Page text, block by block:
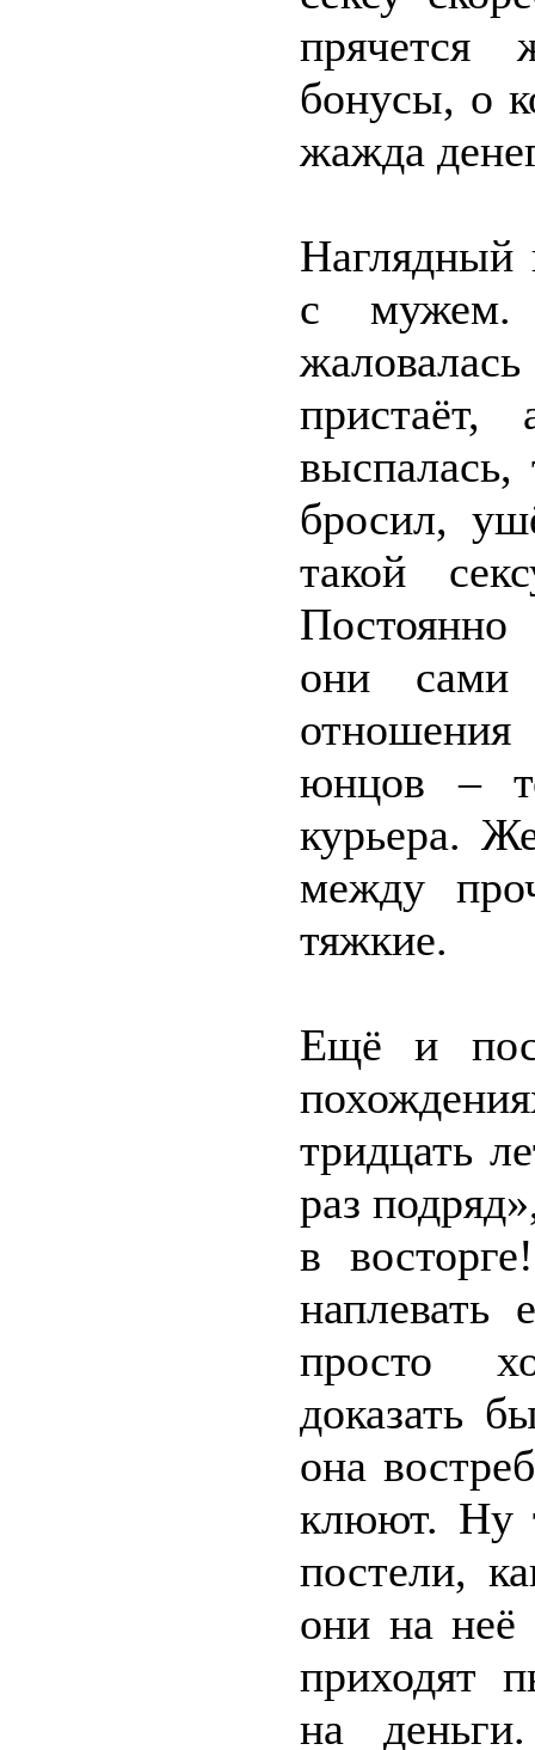
прячется
бонусы, о
жажда
Наглядный
с
бросил,
такой
они сами
юнцов –
курьера.
между
тяжкие.
Ещё и
тридцать
раз
в
просто
доказать
она
клюют. Ну
постели,
они на
приходят
на